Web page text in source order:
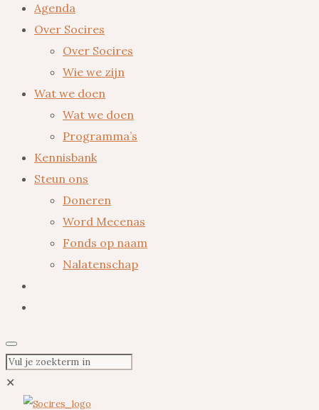
Agenda
Over Socires
Over Socires
Wie we zijn
Wat we doen
Wat we doen
Programma’s
Kennisbank
Steun ons
Doneren
Word Mecenas
Fonds op naam
Nalatenschap
✕